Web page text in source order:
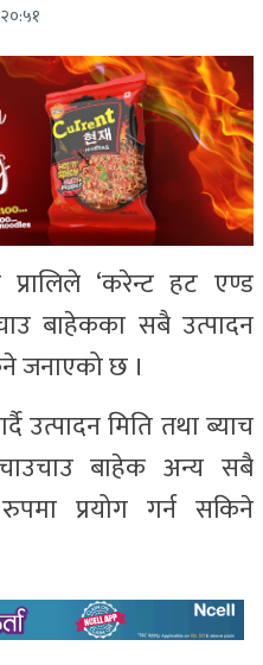
‘करेन्ट हट एण्ड
बाहेकका सबै उत्पादन
जनाएको छ ।
उत्पादन मिति तथा ब्याच
बाहेक अन्य सबै
प्रयोग गर्न सकिने